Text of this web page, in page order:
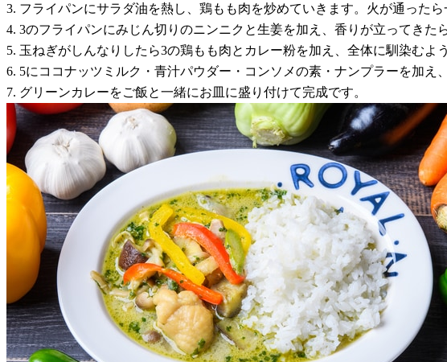
3. フライパンにサラダ油を熱し、鶏もも肉を炒めていきます。火が通ったら
4. 3のフライパンにみじん切りのニンニクと生姜を加え、香りが立ってきた
5. 玉ねぎがしんなりしたら3の鶏もも肉とカレー粉を加え、全体に馴染むよ
6. 5にココナッツミルク・青汁パウダー・コンソメの素・ナンプラーを加え
7. グリーンカレーをご飯と一緒にお皿に盛り付けて完成です。